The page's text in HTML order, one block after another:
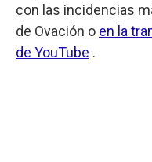
con las incidencias
de Ovación o en la
de YouTube .